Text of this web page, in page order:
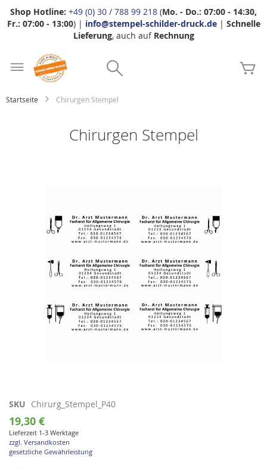
Shop Hotline: +49 (0) 30 / 788 99 218 (Mo. - Do.: 07:00 - 14:30,
Fr.: 07:00 - 13:00) | info@stempel-schilder-druck.de| Schnelle
Lieferung, auch auf Rechnung
Startseite Chirurgen Stempel
Chirurgen Stempel
Zum
Anfang
der
Bildgalerie
springen
SKU Chirurg_Stempel_P40
19,30 €
Lieferzeit 1-3 Werktage
zzgl. Versandkosten
gesetzliche Gewährleistung